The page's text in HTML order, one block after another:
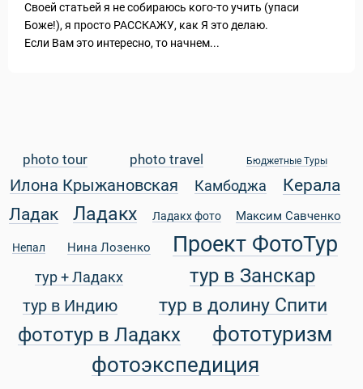
Статьи
Своей статьей я не собираюсь кого-то учить (упаси
Боже!), я просто РАССКАЖУ, как Я это делаю.
Если Вам это интересно, то начнем...
photo tour photo travel Бюджетные Туры
Илона Крыжановская Камбоджа
Керала
Ладак
Ладакх Ладакх фото Максим Савченко
Непал Нина Лозенко Проект ФотоТур
тур + Ладакх тур в Занскар
тур в Индию тур в долину Спити
фототур в Ладакх
фототуризм
фотоэкспедиция